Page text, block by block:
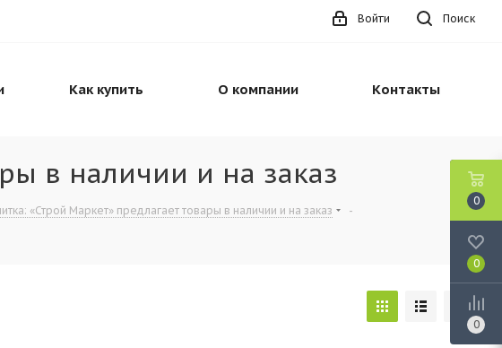
Поиск
Войти
Как купить О компании Контакты
в наличии и на заказ
«Строй Маркет» предлагает товары в наличии и на заказ
-
0
0
0